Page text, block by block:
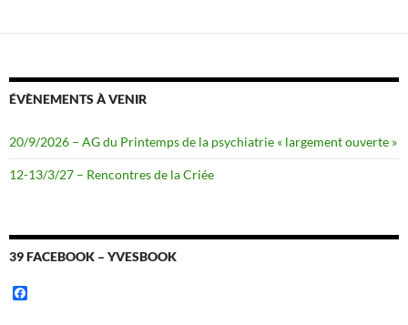
ÉVÈNEMENTS À VENIR
20/9/2026 – AG du Printemps de la psychiatrie « largement ouverte »
12-13/3/27 – Rencontres de la Criée
39 FACEBOOK – YVESBOOK